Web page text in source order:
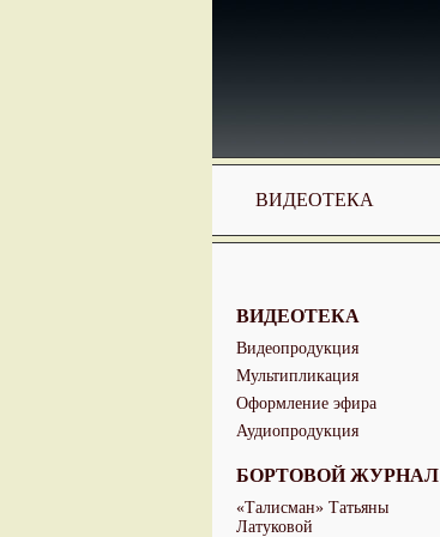
ВИДЕОТЕКА
ВИДЕОТЕКА
Видеопродукция
Мультипликация
Оформление эфира
Аудиопродукция
БОРТОВОЙ ЖУРНАЛ
«Талисман» Татьяны
Латуковой